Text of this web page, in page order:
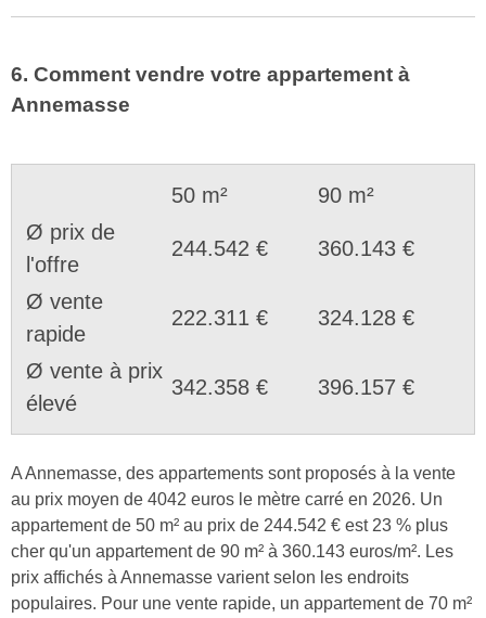
6. Comment vendre votre appartement à
Annemasse
50 m²
90 m²
Ø prix de
l'offre
244.542 € 360.143 €
Ø vente
rapide
222.311 € 324.128 €
Ø vente à prix
élevé
342.358 € 396.157 €
A Annemasse, des appartements sont proposés à la vente
au prix moyen de 4042 euros le mètre carré en 2026. Un
appartement de 50 m² au prix de 244.542 € est 23 % plus
cher qu'un appartement de 90 m² à 360.143 euros/m². Les
prix affichés à Annemasse varient selon les endroits
populaires. Pour une vente rapide, un appartement de 70 m²